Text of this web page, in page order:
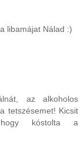
libamájat Nálad :)
az alkoholos
tetszésemet! Kicsit
hogy kóstolta a